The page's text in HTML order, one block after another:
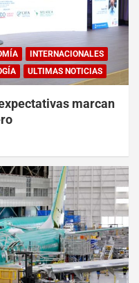
INTERNACIONALES
ULTIMAS NOTICIAS
marcan